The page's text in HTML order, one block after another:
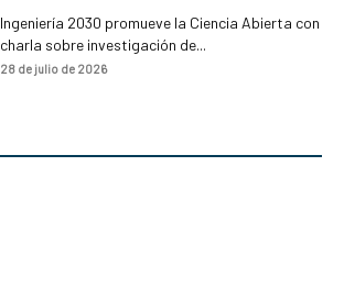
Ingeniería 2030 promueve la Ciencia Abierta con
charla sobre investigación de...
28 de julio de 2026